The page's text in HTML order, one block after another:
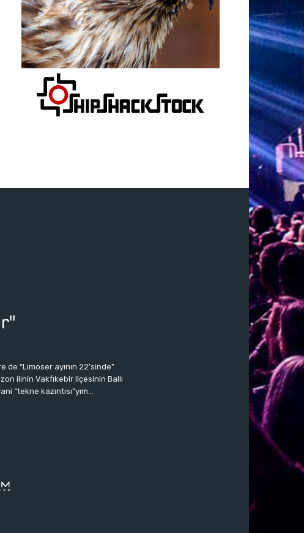
“Limoser ayının 22’sinde”
ilinin Vakfıkebir ilçesinin Ballı
“tekne kazıntısı”yım…